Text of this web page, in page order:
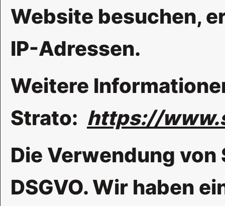
Website besuchen,
IP-Adressen.
Weitere
Strato: https://
Die Verwendung
DSGVO. Wir haben